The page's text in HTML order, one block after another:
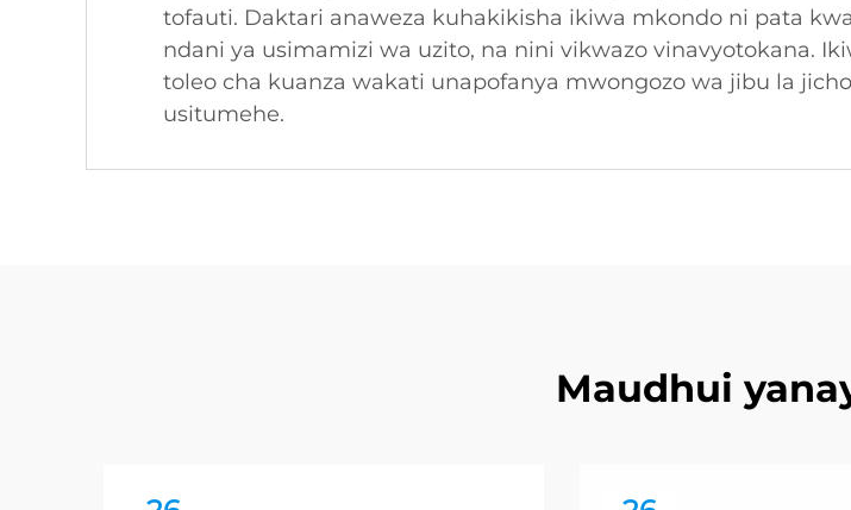
tofauti. Daktari anaweza kuhakikisha ikiwa mkondo ni pata
ndani ya usimamizi wa uzito, na nini vikwazo vinavyotokana.
toleo cha kuanza wakati unapofanya mwongozo wa jibu la
usitumehe.
Maudhui